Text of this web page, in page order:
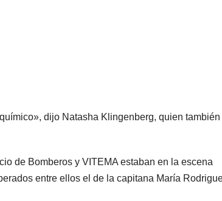
dijo Natasha Klingenberg, quien también
de Bomberos y VITEMA estaban en la escena
entre ellos el de la capitana María